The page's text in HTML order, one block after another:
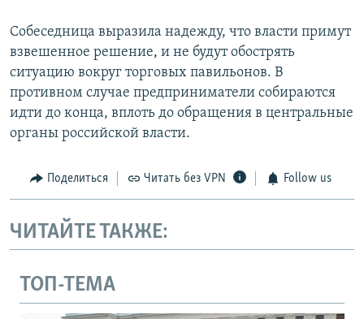
Собеседница выразила надежду, что власти примут
взвешенное решение, и не будут обострять
ситуацию вокруг торговых павильонов. В
противном случае предприниматели собираются
идти до конца, вплоть до обращения в центральные
органы российской власти.
Поделиться Читать без VPN Follow us
ЧИТАЙТЕ ТАКЖЕ:
ТОП-ТЕМА